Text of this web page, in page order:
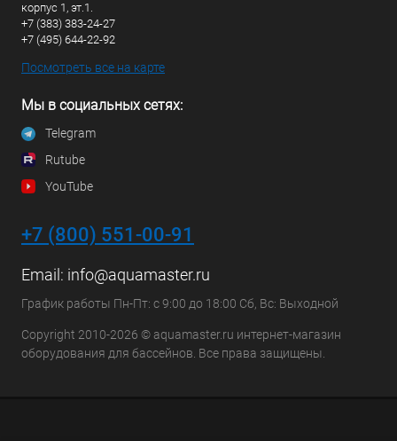
корпус 1, эт.1.
+7 (383) 383-24-27
+7 (495) 644-22-92
Посмотреть все на карте
Мы в социальных сетях:
Telegram
Rutube
YouTube
+7 (800) 551-00-91
Email: info@aquamaster.ru
График работы Пн-Пт: с 9:00 до 18:00 Сб, Вс: Выходной
Copyright 2010-2026 © aquamaster.ru интернет-магазин
оборудования для бассейнов. Все права защищены.